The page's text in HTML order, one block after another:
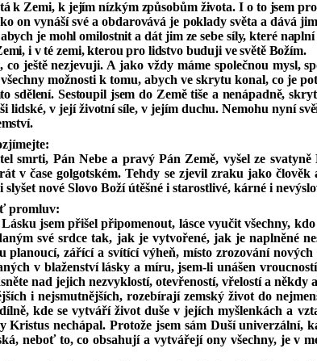
k Zemi, k jejím nízkým způsobům života. I o to jsem
on vynáší své a obdarovává je poklady světa a dává
je mohl omilostnit a dát jim ze sebe síly, které
i v té zemi, kterou pro lidstvo buduji ve světě Božím.
ještě nezjevuji. A jako vždy máme společnou mysl,
možnosti k tomu, abych ve skrytu konal, co je
Sestoupil jsem do Země tiše a nenápadně,
v její životní síle, v jejím duchu. Nemohu nyní
smrti, Pán Nebe a pravý Pán Země, vyšel ze
v čase golgotském. Tehdy se zjevil zraku jako
nové Slovo Boží útěšné i starostlivé, kárné i
promluv:
jsem přišel připomenout, lásce vyučit všechny,
své srdce tak, jak je vytvořené, jak je naplněné
planoucí, zářící a svítící výheň, místo zrozování
v blaženství lásky a míru, jsem‑li unášen
nad jejich nezvyklostí, otevřeností, vřelostí a někdy
i nejsmutnějších, rozebírají zemský život do
kde se vytváří život duše v jejích myšlenkách a
Kristus nechápal. Protože jsem sám Duší
neboť to, co obsahují a vytvářejí ony všechny, je v